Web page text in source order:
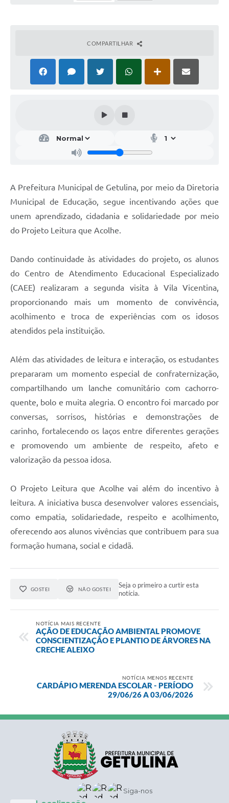
COMPARTILHAR
A Prefeitura Municipal de Getulina, por meio da Diretoria
Municipal de Educação, segue incentivando ações que
unem aprendizado, cidadania e solidariedade por meio
do Projeto Leitura que Acolhe.
Dando continuidade às atividades do projeto, os alunos
do Centro de Atendimento Educacional Especializado
(CAEE) realizaram a segunda visita à Vila Vicentina,
proporcionando mais um momento de convivência,
acolhimento e troca de experiências com os idosos
atendidos pela instituição.
Além das atividades de leitura e interação, os estudantes
prepararam um momento especial de confraternização,
compartilhando um lanche comunitário com cachorro-
quente, bolo e muita alegria. O encontro foi marcado por
conversas, sorrisos, histórias e demonstrações de
carinho, fortalecendo os laços entre diferentes gerações
e promovendo um ambiente de respeito, afeto e
valorização da pessoa idosa.
O Projeto Leitura que Acolhe vai além do incentivo à
leitura. A iniciativa busca desenvolver valores essenciais,
como empatia, solidariedade, respeito e acolhimento,
oferecendo aos alunos vivências que contribuem para sua
formação humana, social e cidadã.
GOSTEI NÃO GOSTEI
Seja o primeiro a curtir esta
notícia.
NOTÍCIA MAIS RECENTE
AÇÃO DE EDUCAÇÃO AMBIENTAL PROMOVE
CONSCIENTIZAÇÃO E PLANTIO DE ÁRVORES NA
CRECHE ALEIXO
NOTÍCIA MENOS RECENTE
CARDÁPIO MERENDA ESCOLAR - PERÍODO
29/06/26 A 03/06/2026
Siga-nos